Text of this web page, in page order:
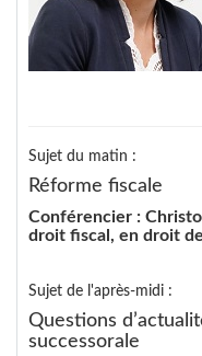
Sujet du matin :
Réforme fiscale
Conférencier :
droit fiscal, en droit
Sujet de l'après-midi :
Questions
successorale